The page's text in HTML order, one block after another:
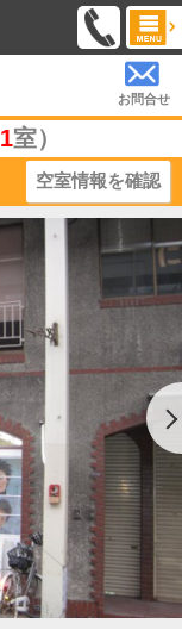
お問合せ
1室）
空室情報を確認